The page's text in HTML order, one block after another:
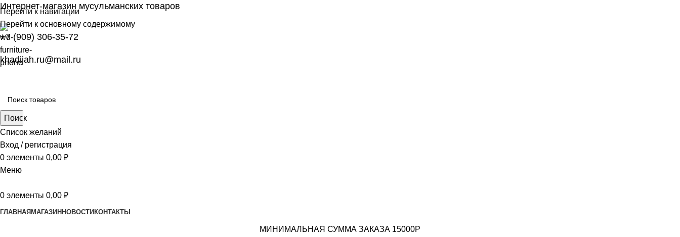
Перейти к навигации
Перейти к основному содержимому
Интернет-магазин мусульманских товаров
+7 (909) 306-35-72
khadijah.ru@mail.ru
Поиск
Список желаний
Вход / регистрация
0 элементы 0,00 ₽
Меню
0 элементы 0,00 ₽
ГЛАВНАЯ МАГАЗИН НОВОСТИ КОНТАКТЫ
МИНИМАЛЬНАЯ СУММА ЗАКАЗА 15000Р